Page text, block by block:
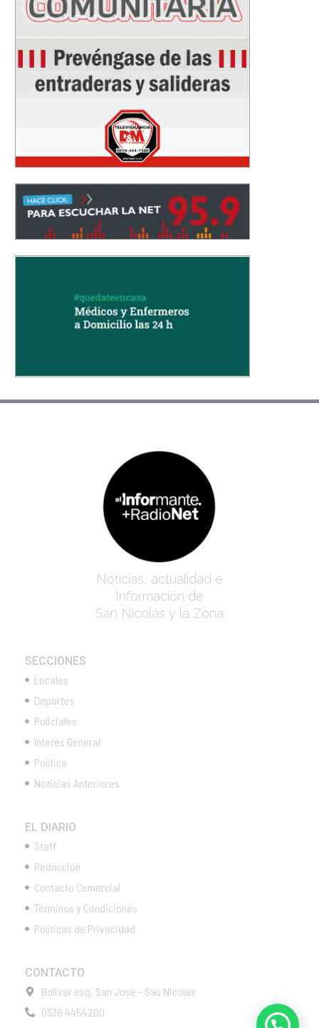
Noticias, actualidad e
Información de
San Nicolás y la Zona
SECCIONES
Locales
Deportes
Policiales
Interés General
Política
Noticias Anteriores
EL DIARIO
Staff
Redacción
Contacto Comercial
Términos y Condiciones
Políticas de Privacidad
CONTACTO
Bolivar esq. San José - San Nicolás
0336 4454200